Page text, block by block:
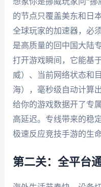
的节点只覆盖美东和日
全球玩家的加速器，必
是高质量的回中国大陆
打开游戏瞬间，它能基
威）、当前网络状态和
海），毫秒级自动计算
给你的游戏数据开了专
高延迟。专线带来的稳
极速反应竞技手游的生命
第二关：全平台